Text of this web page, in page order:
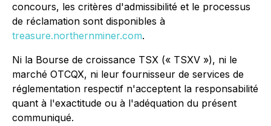
concours, les critères d'admissibilité et le processus
de réclamation sont disponibles à
treasure.northernminer.com.
Ni la Bourse de croissance TSX (« TSXV »), ni le
marché OTCQX, ni leur fournisseur de services de
réglementation respectif n'acceptent la responsabilité
quant à l'exactitude ou à l'adéquation du présent
communiqué.